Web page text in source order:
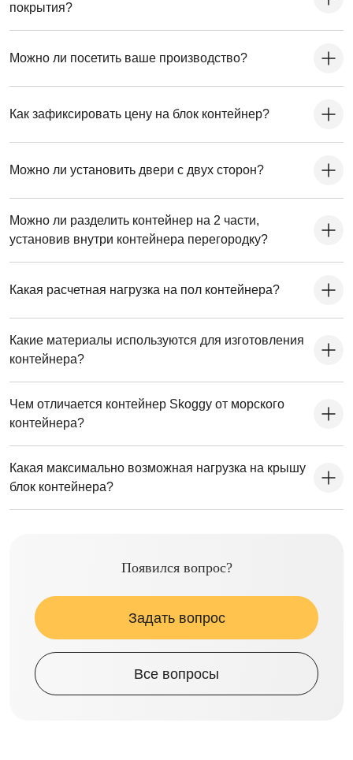
покрытия?
Можно ли посетить ваше производство?
Как зафиксировать цену на блок контейнер?
Можно ли установить двери с двух сторон?
Можно ли разделить контейнер на 2 части,
установив внутри контейнера перегородку?
Какая расчетная нагрузка на пол контейнера?
Какие материалы используются для изготовления
контейнера?
Чем отличается контейнер Skoggy от морского
контейнера?
Какая максимально возможная нагрузка на крышу
блок контейнера?
Появился вопрос?
Задать вопрос
Все вопросы